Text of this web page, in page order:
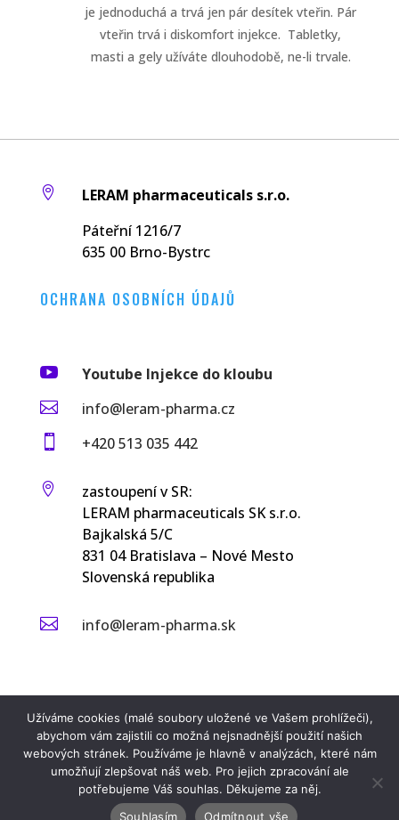
je jednoduchá a trvá jen pár desítek vteřin. Pár
vteřin trvá i diskomfort injekce. Tabletky,
masti a gely užíváte dlouhodobě, ne-li trvale.

LERAM pharmaceuticals s.r.o.
Páteřní 1216/7
635 00 Brno-Bystrc
OCHRANA OSOBNÍCH ÚDAJŮ
 Youtube Injekce do kloubu
 info@leram-pharma.cz
 +420 513 035 442

zastoupení v SR:
LERAM pharmaceuticals SK s.r.o.
Bajkalská 5/C
831 04 Bratislava – Nové Mesto
Slovenská republika
 info@leram-pharma.sk
Užíváme cookies (malé soubory uložené ve Vašem prohlížeči),
abychom vám zajistili co možná nejsnadnější použití našich
webových stránek. Používáme je hlavně v analýzách, které nám
umožňují zlepšovat náš web. Pro jejich zpracování ale
potřebujeme Váš souhlas. Děkujeme za něj.
Souhlasím
Odmítnout vše